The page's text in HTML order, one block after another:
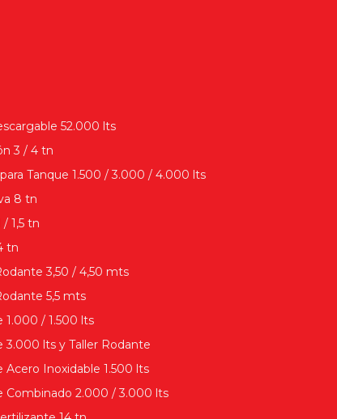
52.000 lts
3 / 4 tn
Tanque 1.500 / 3.000 / 4.000 lts
8 tn
/ 1,5 tn
tn
3,50 / 4,50 mts
5,5 mts
1.000 / 1.500 lts
3.000 lts y Taller Rodante
Acero Inoxidable 1.500 lts
Combinado 2.000 / 3.000 lts